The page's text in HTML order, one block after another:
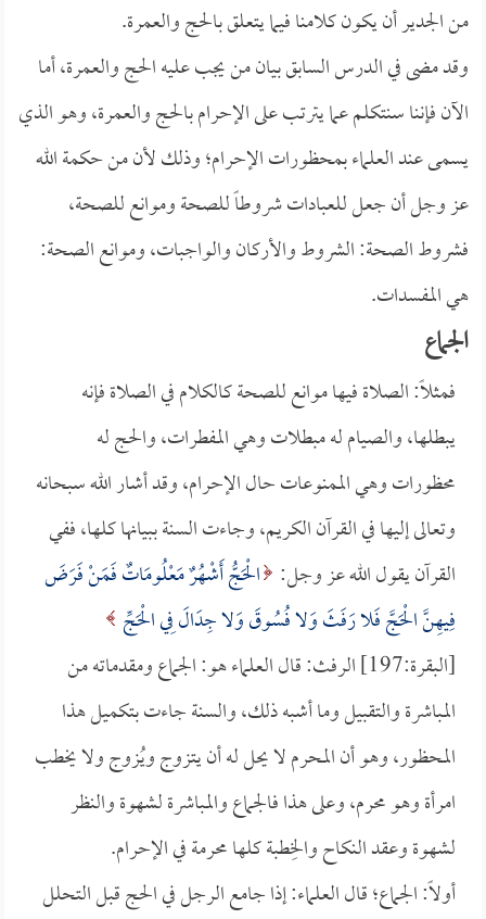
من الجدير أن يكون كلامنا فيما يتعلق بالحج والعمرة.
وقد مضى في الدرس السابق بيان من يجب عليه الحج والعمرة، أما
الآن فإننا سنتكلم عما يترتب على الإحرام بالحج والعمرة، وهو الذي
يسمى عند العلماء بمحظورات الإحرام؛ وذلك لأن من حكمة الله
عز وجل أن جعل للعبادات شروطاً للصحة وموانع للصحة،
فشروط الصحة: الشروط والأركان والواجبات، وموانع الصحة:
هي المفسدات.
الجماع
فمثلاً: الصلاة فيها موانع للصحة كالكلام في الصلاة فإنه
يبطلها، والصيام له مبطلات وهي المفطرات، والحج له
محظورات وهي الممنوعات حال الإحرام، وقد أشار الله سبحانه
وتعالى إليها في القرآن الكريم، وجاءت السنة ببيانها كلها، ففي
القرآن يقول الله عز وجل: الْحَجُّ أَشْهُرٌ مَعْلُومَاتٌ فَمَنْ فَرَضَ
فِيهِنَّ الْحَجَّ فَلا رَفَثَ وَلا فُسُوقَ وَلا جِدَالَ فِي الْحَجِّ
[البقرة:197] الرفث: قال العلماء هو: الجماع ومقدماته من
المباشرة والتقبيل وما أشبه ذلك، والسنة جاءت بتكميل هذا
المحظور، وهو أن المحرم لا يحل له أن يتزوج ويُزوج ولا يخطب
امرأة وهو محرم، وعلى هذا فالجماع والمباشرة لشهوة والنظر
لشهوة وعقد النكاح والخِطبة كلها محرمة في الإحرام.
أولاً: الجماع؛ قال العلماء: إذا جامع الرجل في الحج قبل التحلل